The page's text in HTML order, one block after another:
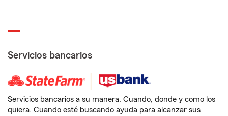
Servicios bancarios
Servicios bancarios a su manera. Cuando, donde y como los
quiera. Cuando esté buscando ayuda para alcanzar sus